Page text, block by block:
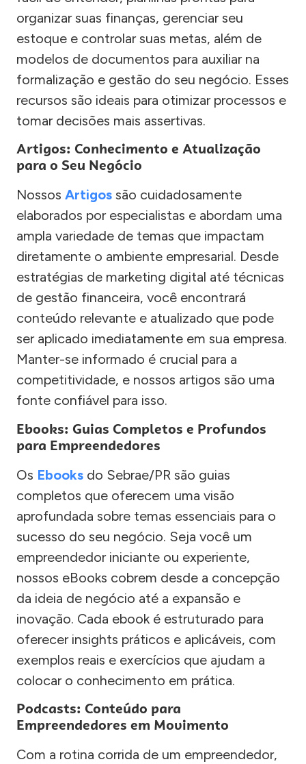
organizar suas finanças, gerenciar seu
estoque e controlar suas metas, além de
modelos de documentos para auxiliar na
formalização e gestão do seu negócio. Esses
recursos são ideais para otimizar processos e
tomar decisões mais assertivas.
Artigos: Conhecimento e Atualização
para o Seu Negócio
Nossos Artigos são cuidadosamente
elaborados por especialistas e abordam uma
ampla variedade de temas que impactam
diretamente o ambiente empresarial. Desde
estratégias de marketing digital até técnicas
de gestão financeira, você encontrará
conteúdo relevante e atualizado que pode
ser aplicado imediatamente em sua empresa.
Manter-se informado é crucial para a
competitividade, e nossos artigos são uma
fonte confiável para isso.
Ebooks: Guias Completos e Profundos
para Empreendedores
Os Ebooks do Sebrae/PR são guias
completos que oferecem uma visão
aprofundada sobre temas essenciais para o
sucesso do seu negócio. Seja você um
empreendedor iniciante ou experiente,
nossos eBooks cobrem desde a concepção
da ideia de negócio até a expansão e
inovação. Cada ebook é estruturado para
oferecer insights práticos e aplicáveis, com
exemplos reais e exercícios que ajudam a
colocar o conhecimento em prática.
Podcasts: Conteúdo para
Empreendedores em Movimento
Com a rotina corrida de um empreendedor,